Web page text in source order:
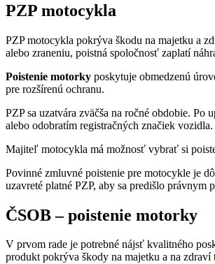
PZP motocykla
PZP motocykla pokrýva škodu na majetku a
alebo zraneniu, poistná spoločnosť zaplatí
Poistenie motorky poskytuje obmedzenú
pre rozšírenú ochranu.
PZP sa uzatvára zväčša na ročné obdobie.
alebo odobratím registračných značiek vozidla.
Majiteľ motocykla má možnosť vybrať si
Povinné zmluvné poistenie pre motocykle je
uzavreté platné PZP, aby sa predišlo
ČSOB – poistenie motorky
V prvom rade je potrebné nájsť kvalitného
produkt pokrýva škody na majetku a na